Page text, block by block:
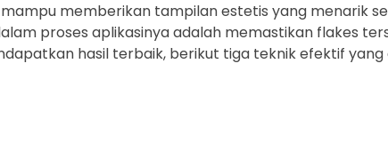
memberikan tampilan estetis yang menarik
proses aplikasinya adalah memastikan flakes
hasil terbaik, berikut tiga teknik efektif